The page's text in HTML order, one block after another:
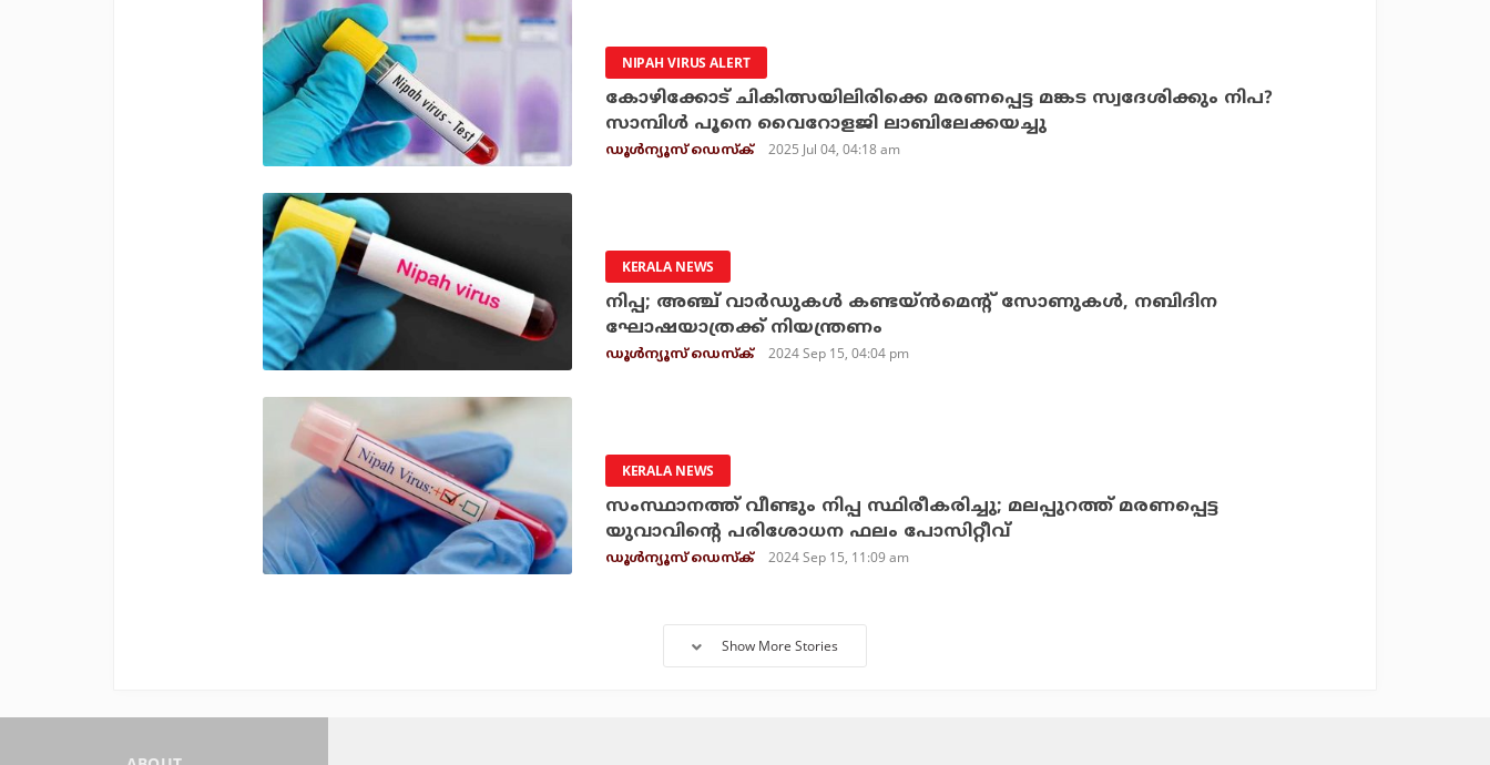
NIPAH VIRUS ALERT
കോഴിക്കോട് ചികിത്സയിലിരിക്കെ മരണപ്പെട്ട മങ്കട സ്വദേശിക്കും നിപ?
സാമ്പിള്‍ പൂനെ വൈറോളജി ലാബിലേക്കയച്ചു
ഡൂള്‍ന്യൂസ് ഡെസ്‌ക് 2025 Jul 04, 04:18 am
KERALA NEWS
നിപ്പ; അഞ്ച് വാര്‍ഡുകള്‍ കണ്ടയ്ന്‍മെന്റ് സോണുകള്‍, നബിദിന
ഘോഷയാത്രക്ക് നിയന്ത്രണം
ഡൂള്‍ന്യൂസ് ഡെസ്‌ക് 2024 Sep 15, 04:04 pm
KERALA NEWS
സംസ്ഥാനത്ത് വീണ്ടും നിപ്പ സ്ഥിരീകരിച്ചു; മലപ്പുറത്ത് മരണപ്പെട്ട
യുവാവിന്റെ പരിശോധന ഫലം പോസിറ്റീവ്
ഡൂള്‍ന്യൂസ് ഡെസ്‌ക് 2024 Sep 15, 11:09 am
Show More Stories